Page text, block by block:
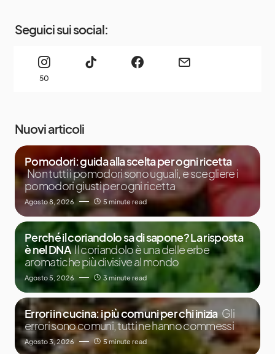
Seguici sui social:
50
Nuovi articoli
Pomodori: guida alla scelta per ogni ricetta
Non tutti i pomodori sono uguali, e scegliere i
pomodori giusti per ogni ricetta
Agosto 8, 2026 5 minute read
Perché il coriandolo sa di sapone? La risposta
è nel DNA Il coriandolo è una delle erbe
aromatiche più divisive al mondo
Agosto 5, 2026 3 minute read
Errori in cucina: i più comuni per chi inizia Gli
errori sono comuni, tutti ne hanno commessi
Agosto 3, 2026 5 minute read